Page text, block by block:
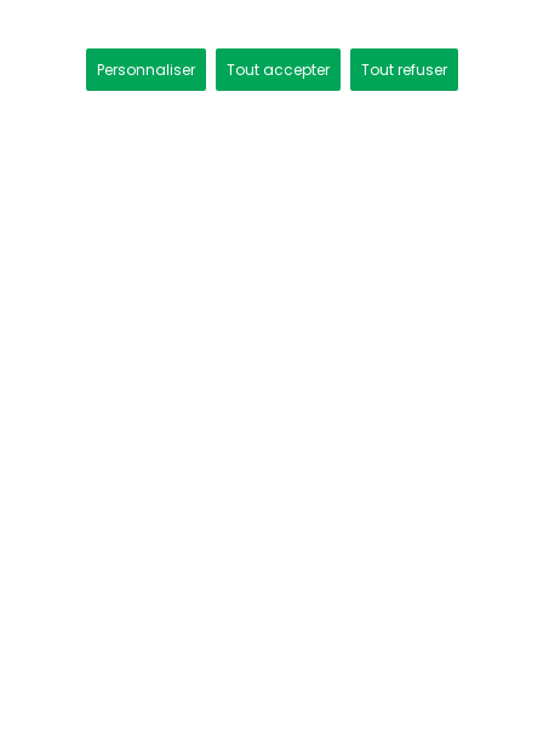
Personnaliser Tout accepter Tout refuser